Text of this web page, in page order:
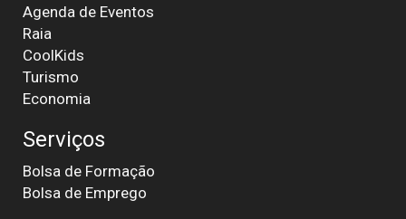
Agenda de Eventos
Raia
CoolKids
Turismo
Economia
Serviços
Bolsa de Formação
Bolsa de Emprego